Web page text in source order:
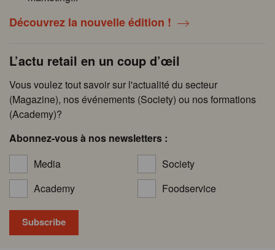
Découvrez la nouvelle édition !
L’actu retail en un coup d’œil
Vous voulez tout savoir sur l'actualité du secteur
(Magazine), nos événements (Society) ou nos formations
(Academy)?
Abonnez-vous à nos newsletters :
Media
Society
Academy
Foodservice